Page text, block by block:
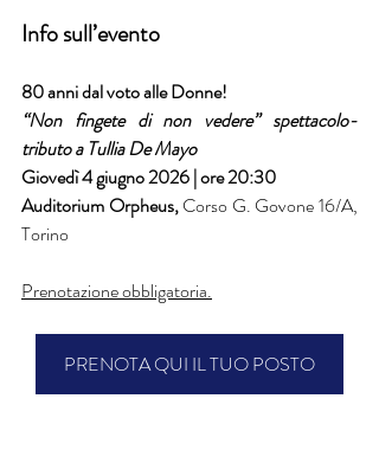
Info sull’evento
80 anni dal voto alle Donne!
“Non fingete di non vedere” spettacolo-
tributo a Tullia De Mayo
Giovedì 4 giugno 2026 | ore 20:30
Auditorium Orpheus, Corso G. Govone 16/A,
Torino
Prenotazione obbligatoria.
PRENOTA QUI IL TUO POSTO